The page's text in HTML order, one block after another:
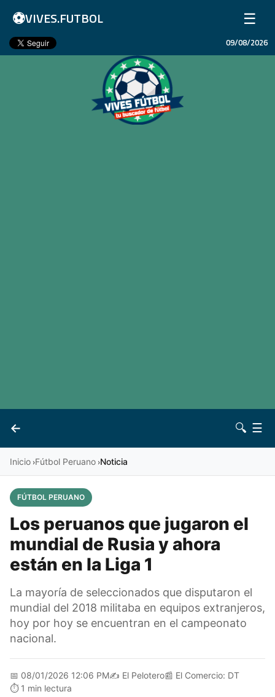
⚽VIVES.FUTBOL ☰
Inicio
09/08/2026
←
Vives 🔍 ☰
Inicio ›Fútbol Peruano ›Noticia
FÚTBOL PERUANO
Los peruanos que jugaron el
mundial de Rusia y ahora
están en la Liga 1
La mayoría de seleccionados que disputaron el
mundial del 2018 militaba en equipos extranjeros,
hoy por hoy se encuentran en el campeonato
nacional.
📅 08/01/2026 12:06 PM✍️ El Pelotero📰 El Comercio: DT
⏱️ 1 min lectura